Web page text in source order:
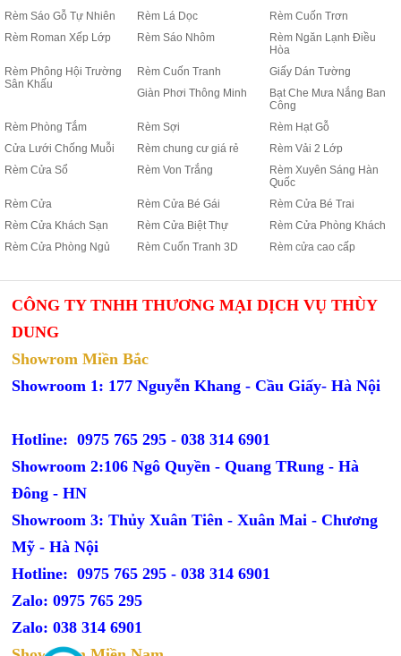
Rèm Sáo Gỗ Tự Nhiên
Rèm Lá Dọc
Rèm Cuốn Trơn
Rèm Roman Xếp Lớp
Rèm Sáo Nhôm
Rèm Ngăn Lạnh Điều
Hòa
Rèm Phông Hội Trường
Sân Khấu
Rèm Cuốn Tranh
Giấy Dán Tường
Giàn Phơi Thông Minh
Bạt Che Mưa Nắng Ban
Công
Rèm Phòng Tắm
Rèm Sợi
Rèm Hạt Gỗ
Cửa Lưới Chống Muỗi
Rèm chung cư giá rẻ
Rèm Vải 2 Lớp
Rèm Cửa Sổ
Rèm Von Trắng
Rèm Xuyên Sáng Hàn
Quốc
Rèm Cửa
Rèm Cửa Bé Gái
Rèm Cửa Bé Trai
Rèm Cửa Khách Sạn
Rèm Cửa Biệt Thự
Rèm Cửa Phòng Khách
Rèm Cửa Phòng Ngủ
Rèm Cuốn Tranh 3D Rèm cửa cao cấp
CÔNG TY TNHH THƯƠNG MẠI DỊCH VỤ THÙY
DUNG
Showrom Miền Bắc
Showroom 1: 177 Nguyễn Khang - Cầu Giấy- Hà Nội
Hotline: 0975 765 295 -038 314 6901
Showroom 2:106 Ngô Quyền - Quang TRung - Hà
Đông - HN
Showroom 3: Thủy Xuân Tiên - Xuân Mai - Chương
Mỹ - Hà Nội
Hotline: 0975 765 295 -038 314 6901
Zalo: 0975 765 295
Zalo: 038 314 6901